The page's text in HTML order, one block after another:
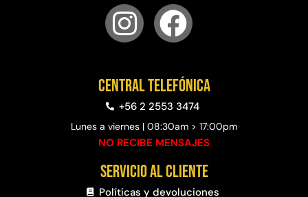
Central telefónica
+56 2 2553 3474
Lunes a viernes | 08:30am > 17:00pm
NO RECIBE MENSAJES
Servicio al cliente
Políticas y devoluciones